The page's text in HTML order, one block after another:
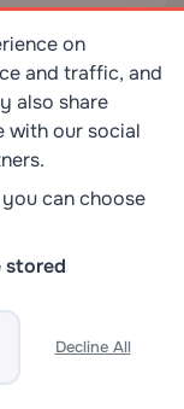
de travail
vidéo,
données)
de
une source
feu et
de
on
and traffic, and
also share
with our social
can choose
stored
Decline All